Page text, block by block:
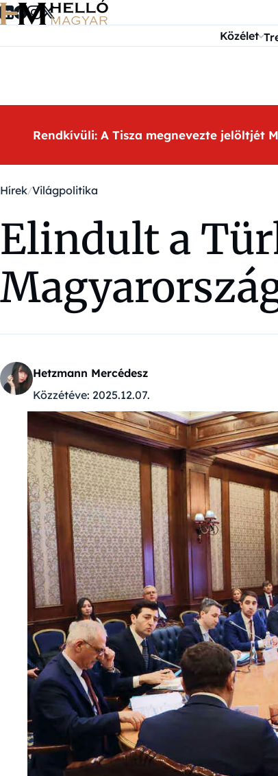
Ugrás a tartalomra
Közélet
Rendkívüli: A Tisza megnevezte jelöltjét
Hírek Világpolitika
Elindult a
Hetzmann Mercédesz
Közzétéve: 2025.12.07.